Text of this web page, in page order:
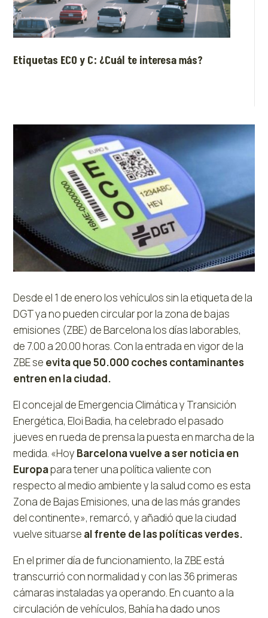
Etiquetas ECO y C: ¿Cuál te interesa más?
Desde el 1 de enero los vehículos sin la etiqueta de la
DGT ya no pueden circular por la zona de bajas
emisiones (ZBE) de Barcelona los días laborables,
de 7.00 a 20.00 horas. Con la entrada en vigor de la
ZBE se evita que 50.000 coches contaminantes
entren en la ciudad.
El concejal de Emergencia Climática y Transición
Energética, Eloi Badia, ha celebrado el pasado
jueves en rueda de prensa la puesta en marcha de la
medida. «Hoy Barcelona vuelve a ser noticia en
Europapara tener una política valiente con
respecto al medio ambiente y la salud como es esta
Zona de Bajas Emisiones, una de las más grandes
del continente», remarcó, y añadió que la ciudad
vuelve situarse al frente de las políticas verdes.
En el primer día de funcionamiento, la ZBE está
transcurrió con normalidad y con las 36 primeras
cámaras instaladas ya operando. En cuanto a la
circulación de vehículos, Bahía ha dado unos